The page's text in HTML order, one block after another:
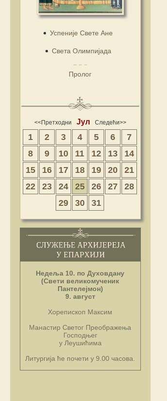
Успеније Свете Ане
Света Олимпијада
Пролог
<<Претходни Јул Следећи>>
1 2 3 4 5 6
7
8
9 10 11 12 13
14
15
16 17 18 19 20
21
22
23 24 25 26 27
28
29
30 31
Недеља 10. по Духовдану
(Свети великомученик
Пантелејмон)
9. август
Хорепископ Максим
Манастир Светог Преображења
Господњег
у Леушићима
Литургија ће почети у 9.00 часова.